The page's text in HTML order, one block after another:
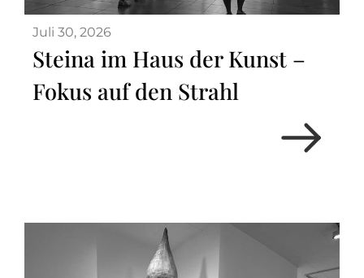
Juli 30, 2026
Steina im Haus der Kunst –
Fokus auf den Strahl